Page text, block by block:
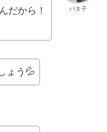
パタ子
だから！
ょう💦